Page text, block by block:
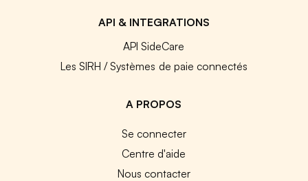
API & INTEGRATIONS
API SideCare
Les SIRH / Systèmes de paie connectés
A PROPOS
Se connecter
Centre d'aide
Nous contacter